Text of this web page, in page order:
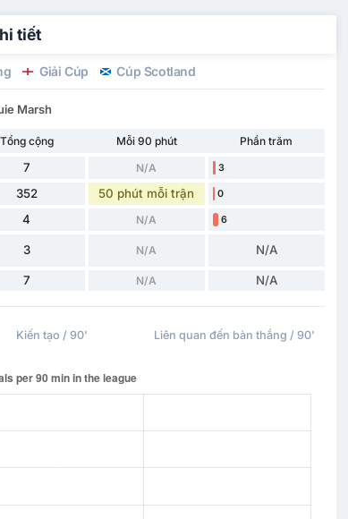
tiết
Giải Cúp Cúp Scotland
Marsh
Tổng cộng Mỗi 90 phút
Phần trăm
7 N/A 3
352 50 phút mỗi trận 0
4 N/A 6
3 N/A N/A
7 N/A N/A
Kiến tạo / 90' Liên quan đến bàn thắng / 90'